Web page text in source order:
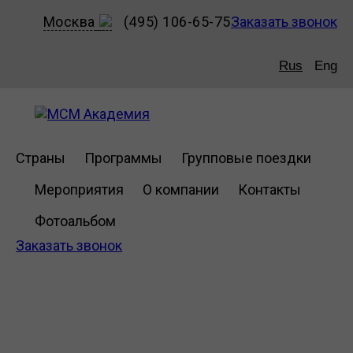
Москва (495) 106-65-75Заказать звонок
Rus Eng
Страны Программы
Групповые поездки
Мероприятия
О компании
Контакты
Фотоальбом
Заказать звонок